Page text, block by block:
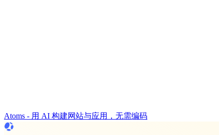
Atoms - 用 AI 构建网站与应用，无需编码